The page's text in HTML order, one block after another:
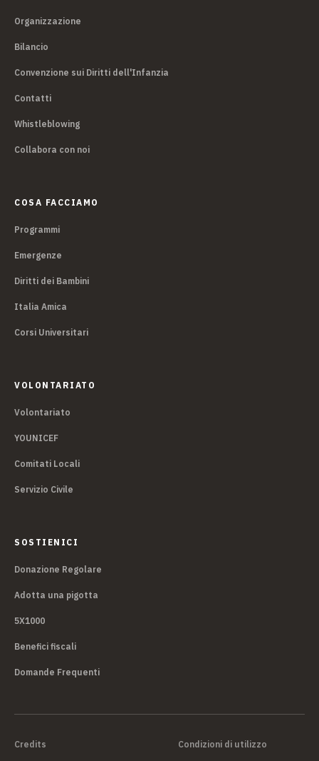
Organizzazione
Bilancio
Convenzione sui Diritti dell'Infanzia
Contatti
Whistleblowing
Collabora con noi
COSA FACCIAMO
Programmi
Emergenze
Diritti dei Bambini
Italia Amica
Corsi Universitari
VOLONTARIATO
Volontariato
YOUNICEF
Comitati Locali
Servizio Civile
SOSTIENICI
Donazione Regolare
Adotta una pigotta
5X1000
Benefici fiscali
Domande Frequenti
Credits Condizioni di utilizzo